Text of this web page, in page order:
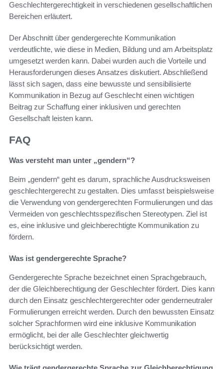
Geschlechtergerechtigkeit in verschiedenen gesellschaftlichen
Bereichen erläutert.
Der Abschnitt über gendergerechte Kommunikation
verdeutlichte, wie diese in Medien, Bildung und am Arbeitsplatz
umgesetzt werden kann. Dabei wurden auch die Vorteile und
Herausforderungen dieses Ansatzes diskutiert. Abschließend
lässt sich sagen, dass eine bewusste und sensibilisierte
Kommunikation in Bezug auf Geschlecht einen wichtigen
Beitrag zur Schaffung einer inklusiven und gerechten
Gesellschaft leisten kann.
FAQ
Was versteht man unter „gendern“?
Beim „gendern“ geht es darum, sprachliche Ausdrucksweisen
geschlechtergerecht zu gestalten. Dies umfasst beispielsweise
die Verwendung von gendergerechten Formulierungen und das
Vermeiden von geschlechtsspezifischen Stereotypen. Ziel ist
es, eine inklusive und gleichberechtigte Kommunikation zu
fördern.
Was ist gendergerechte Sprache?
Gendergerechte Sprache bezeichnet einen Sprachgebrauch,
der die Gleichberechtigung der Geschlechter fördert. Dies kann
durch den Einsatz geschlechtergerechter oder genderneutraler
Formulierungen erreicht werden. Durch den bewussten Einsatz
solcher Sprachformen wird eine inklusive Kommunikation
ermöglicht, bei der alle Geschlechter gleichwertig
berücksichtigt werden.